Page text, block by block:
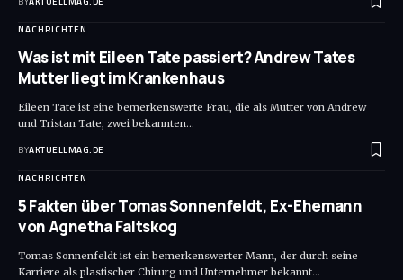
NACHRICHTEN
Was ist mit Eileen Tate passiert? Andrew Tates
Mutter liegt im Krankenhaus
Eileen Tate ist eine bemerkenswerte Frau, die als Mutter von Andrew
und Tristan Tate, zwei bekannten…
BYAKTUELLMAG.DE
NACHRICHTEN
5 Fakten über Tomas Sonnenfeldt, Ex-Ehemann
von Agnetha Faltskog
Tomas Sonnenfeldt ist ein bemerkenswerter Mann, der durch seine
Karriere als plastischer Chirurg und Unternehmer bekannt…